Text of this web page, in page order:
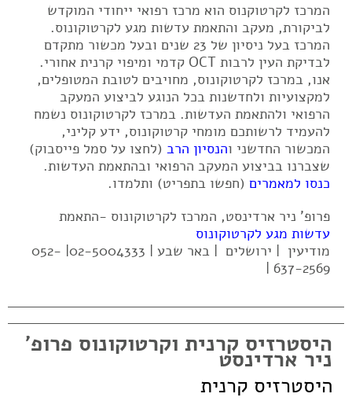
המרכז לקרטוקנוס הוא מרכז רפואי ייחודי המוקדש
לביקורת, מעקב והתאמת עדשות מגע לקרטוקונוס.
המרכז בעל ניסיון של 23 שנים ובעל מכשור מתקדם
לבדיקת העין לרבות OCT קדמי ומיפוי קרנית אחורי.
אנו, במרכז לקרטוקונוס, מחויבים לטובת המטופלים,
למקצועיות ולחדשנות בכל הנוגע לביצוע המעקב
הרפואי ולהתאמת העדשות. במרכז לקרטוקונוס נשמח
להעמיד לרשותכם מומחי קרטוקונוס, ידע קליני,
המכשור החדשני והנסיון הרב (לחצו על סמל פייסבוק)
שצברנו בביצוע המעקב הרפואי ובהתאמת העדשות.
כנסו למאמרים (חפשו בתפריט) ותלמדו.
פרופ' ניר ארדינסט, המרכז לקרטוקונוס -התאמת
עדשות מגע לקרטוקונוס
מודיעין | ירושלים | באר שבע | 02-5004333| 052-
637-2569 |
היסטרזיס קרנית וקרטוקונוס פרופ'
ניר ארדינסט
היסטרזיס קרנית